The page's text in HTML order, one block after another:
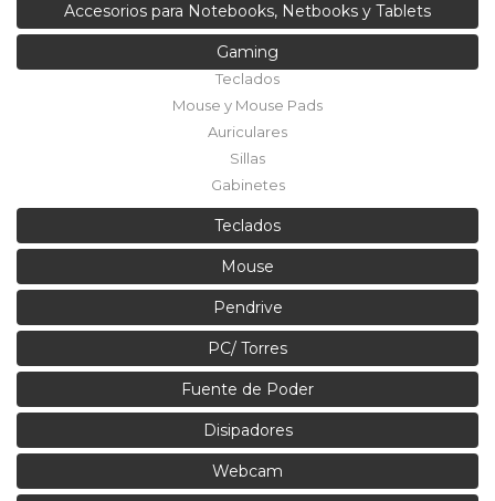
Accesorios para Notebooks, Netbooks y Tablets
Gaming
Teclados
Mouse y Mouse Pads
Auriculares
Sillas
Gabinetes
Teclados
Mouse
Pendrive
PC/ Torres
Fuente de Poder
Disipadores
Webcam